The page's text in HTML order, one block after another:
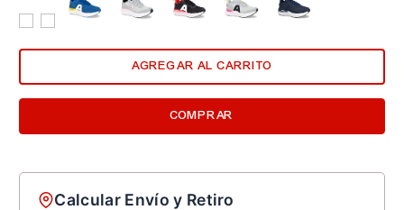
AGREGAR AL CARRITO
COMPRAR
Calcular Envío y Retiro